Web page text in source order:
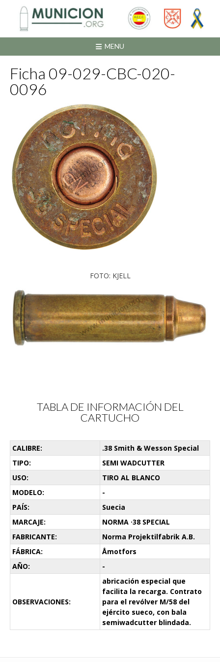
contenido
MENU
Ficha 09-029-CBC-020-
0096
FOTO: KJELL
TABLA DE INFORMACIÓN DEL
CARTUCHO
CALIBRE:
.38 Smith & Wesson Special
TIPO:
SEMI WADCUTTER
USO:
TIRO AL BLANCO
MODELO:
-
PAÍS:
Suecia
MARCAJE:
NORMA ·38 SPECIAL
FABRICANTE:
Norma Projektilfabrik A.B.
FÁBRICA:
Åmotfors
AÑO:
-
OBSERVACIONES:
abricación especial que
facilita la recarga. Contrato
para el revólver M/58 del
ejército sueco, con bala
semiwadcutter blindada.